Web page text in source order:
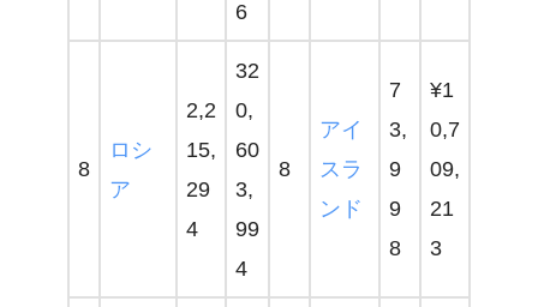
6
8
ロシ
ア
2,2
15,
29
4
32
0,
60
3,
99
4
8
アイ
スラ
ンド
7
3,
9
9
8
¥1
0,7
09,
21
3